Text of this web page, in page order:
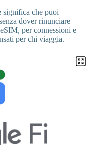
significa che puoi
dover rinunciare
per connessioni e
per chi viaggia.